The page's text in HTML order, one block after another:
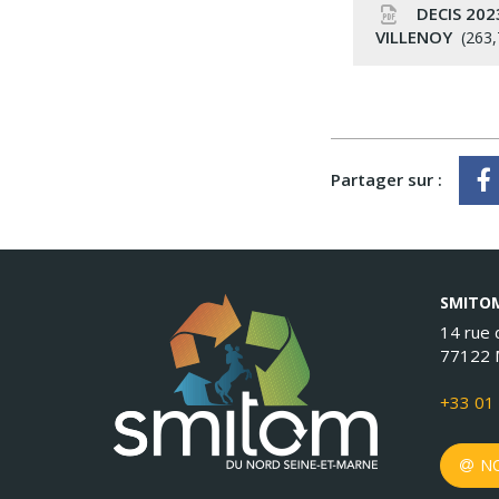
DECIS
VILLENOY
Partager sur :
14 rue
77122
+33 01